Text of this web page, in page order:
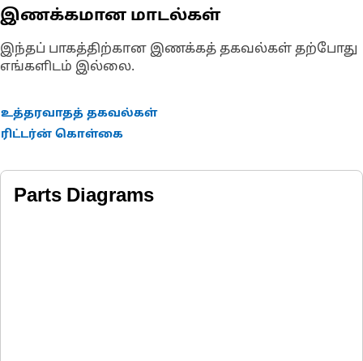
இணக்கமான மாடல்கள்
இந்தப் பாகத்திற்கான இணக்கத் தகவல்கள் தற்போது
எங்களிடம் இல்லை.
உத்தரவாதத் தகவல்கள்
ரிட்டர்ன் கொள்கை
Parts Diagrams